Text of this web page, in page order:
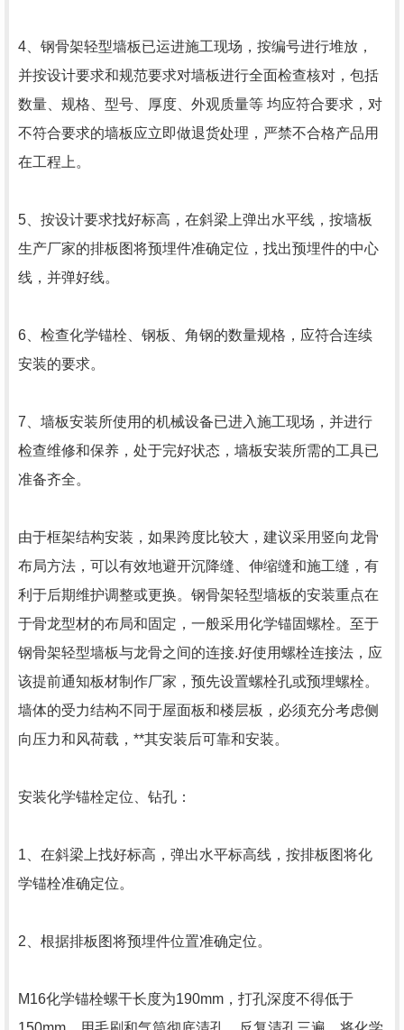
4、钢骨架轻型墙板已运进施工现场，按编号进行堆放，
并按设计要求和规范要求对墙板进行全面检查核对，包括
数量、规格、型号、厚度、外观质量等 均应符合要求，对
不符合要求的墙板应立即做退货处理，严禁不合格产品用
在工程上。
5、按设计要求找好标高，在斜梁上弹出水平线，按墙板
生产厂家的排板图将预埋件准确定位，找出预埋件的中心
线，并弹好线。
6、检查化学锚栓、钢板、角钢的数量规格，应符合连续
安装的要求。
7、墙板安装所使用的机械设备已进入施工现场，并进行
检查维修和保养，处于完好状态，墙板安装所需的工具已
准备齐全。
由于框架结构安装，如果跨度比较大，建议采用竖向龙骨
布局方法，可以有效地避开沉降缝、伸缩缝和施工缝，有
利于后期维护调整或更换。钢骨架轻型墙板的安装重点在
于骨龙型材的布局和固定，一般采用化学锚固螺栓。至于
钢骨架轻型墙板与龙骨之间的连接.好使用螺栓连接法，应
该提前通知板材制作厂家，预先设置螺栓孔或预埋螺栓。
墙体的受力结构不同于屋面板和楼层板，必须充分考虑侧
向压力和风荷载，**其安装后可靠和安装。
安装化学锚栓定位、钻孔：
1、在斜梁上找好标高，弹出水平标高线，按排板图将化
学锚栓准确定位。
2、根据排板图将预埋件位置准确定位。
M16化学锚栓螺干长度为190mm，打孔深度不得低于